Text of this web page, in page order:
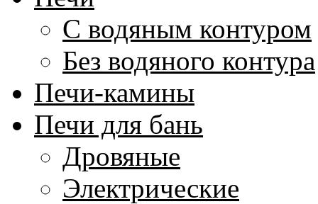
С водяным контуром
Без водяного контура
Печи-камины
Печи для бань
Дровяные
Электрические